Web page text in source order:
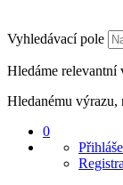
Vyhledávací pole
Hledáme relevantní
Hledanému výrazu,
0